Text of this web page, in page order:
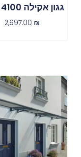
גגון אקילה 4100 אפור
2,997.00 ₪